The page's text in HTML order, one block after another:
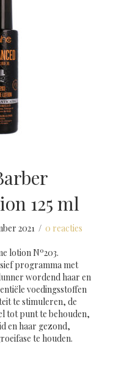
125 ml
2021 / 0 reacties
lotion Nº203.
programma met
wordend haar en
voedingsstoffen
te stimuleren, de
tot punt te behouden,
en haar gezond,
te houden.